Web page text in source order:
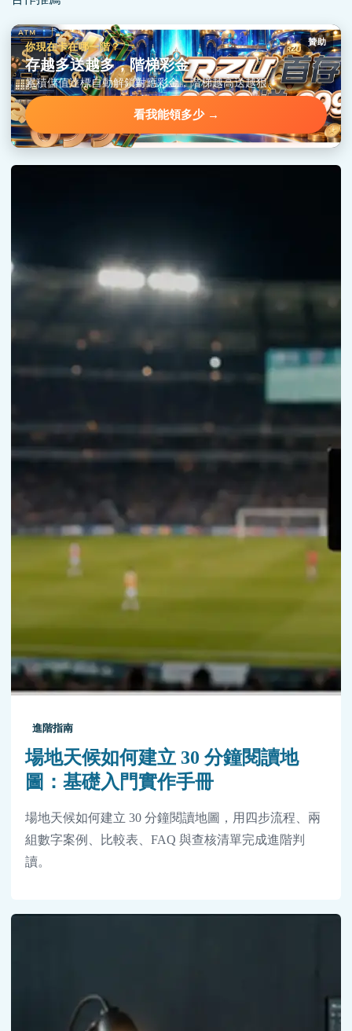
贊助
你現在卡在哪一階？
存越多送越多，階梯彩金
累積儲值達標自動解鎖對應彩金，階梯越高送越狠。
看我能領多少 →
進階指南
場地天候如何建立 30 分鐘閱讀地
圖：基礎入門實作手冊
場地天候如何建立 30 分鐘閱讀地圖，用四步流程、兩
組數字案例、比較表、FAQ 與查核清單完成進階判
讀。